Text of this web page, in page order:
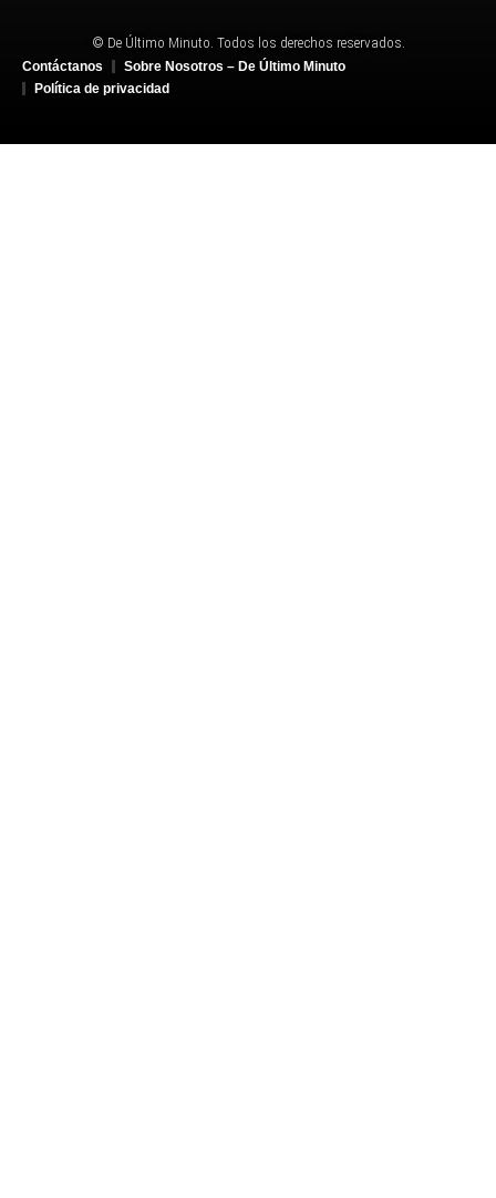
© De Último Minuto. Todos los derechos reservados.
Contáctanos
Sobre Nosotros – De Último Minuto
Política de privacidad